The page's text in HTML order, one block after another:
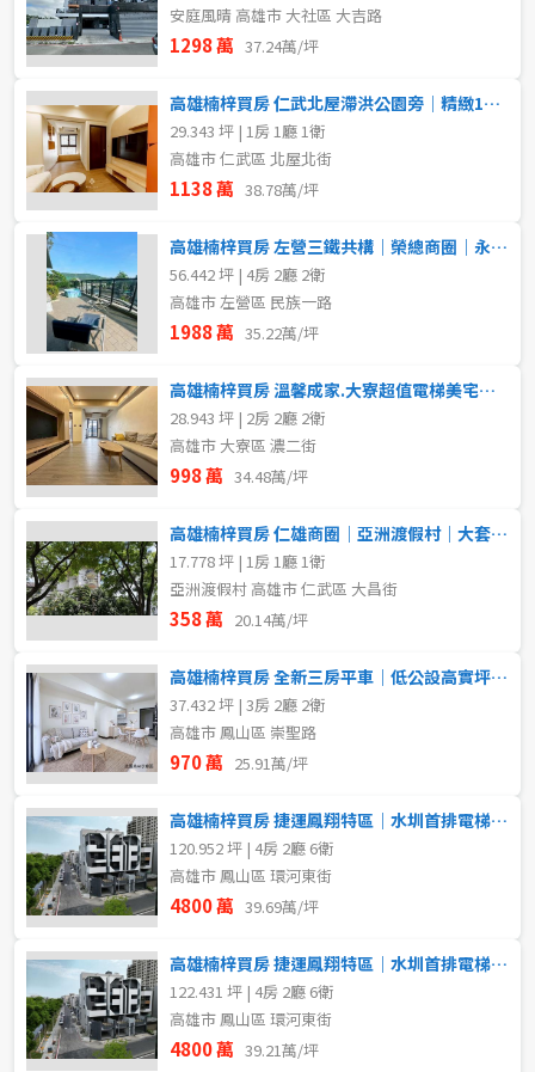
格局
不拘
2房 3房
4房
屋齡
不拘
售價
安庭風晴 高雄市 大社區 大吉路
1298 萬 37.24萬/坪
高雄楠梓買房 仁武北屋滯洪公園旁｜精緻1+1房附車位｜輕豪宅
29.343 坪 | 1房 1廳 1衛
高雄市 仁武區 北屋北街
1138 萬 38.78萬/坪
高雄楠梓買房 左營三鐵共構｜榮總商圈｜永久棟距｜三面環景大四房
56.442 坪 | 4房 2廳 2衛
高雄市 左營區 民族一路
1988 萬 35.22萬/坪
高雄楠梓買房 溫馨成家.大寮超值電梯美宅、首購成家首選+平車
28.943 坪 | 2房 2廳 2衛
高雄市 大寮區 濃二街
998 萬 34.48萬/坪
高雄楠梓買房 仁雄商圈｜亞洲渡假村｜大套房平車｜開闊視野綠景
17.778 坪 | 1房 1廳 1衛
亞洲渡假村 高雄市 仁武區 大昌街
358 萬 20.14萬/坪
高雄楠梓買房 全新三房平車｜低公設高實坪電梯華廈
37.432 坪 | 3房 2廳 2衛
高雄市 鳳山區 崇聖路
970 萬 25.91萬/坪
高雄楠梓買房 捷運鳳翔特區｜水圳首排電梯別墅｜6米2五車雙主臥
120.952 坪 | 4房 2廳 6衛
高雄市 鳳山區 環河東街
4800 萬 39.69萬/坪
高雄楠梓買房 捷運鳳翔特區｜水圳首排電梯別墅｜寬6米2五車雙主臥
122.431 坪 | 4房 2廳 6衛
高雄市 鳳山區 環河東街
4800 萬 39.21萬/坪